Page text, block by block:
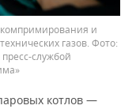
и
газов.
службой
котлов —